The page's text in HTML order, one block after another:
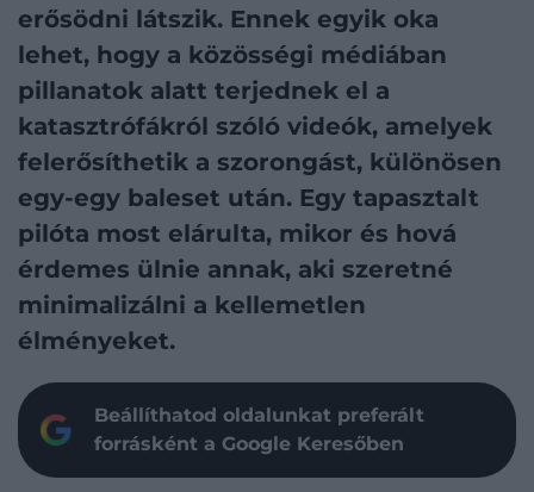
erősödni látszik. Ennek egyik oka
lehet, hogy a közösségi médiában
pillanatok alatt terjednek el a
katasztrófákról szóló videók, amelyek
felerősíthetik a szorongást, különösen
egy-egy baleset után. Egy tapasztalt
pilóta most elárulta, mikor és hová
érdemes ülnie annak, aki szeretné
minimalizálni a kellemetlen
élményeket.
Beállíthatod oldalunkat preferált
forrásként a Google Keresőben